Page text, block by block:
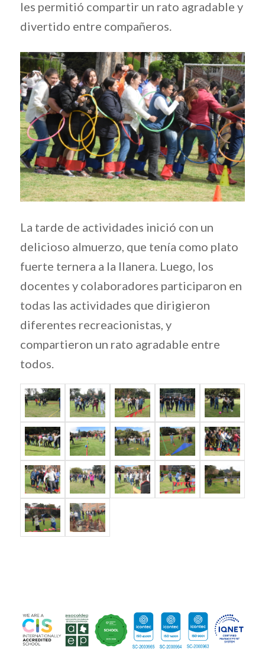
les permitió compartir un rato agradable y
divertido entre compañeros.
La tarde de actividades inició con un
delicioso almuerzo, que tenía como plato
fuerte ternera a la llanera. Luego, los
docentes y colaboradores participaron en
todas las actividades que dirigieron
diferentes recreacionistas, y
compartieron un rato agradable entre
todos.